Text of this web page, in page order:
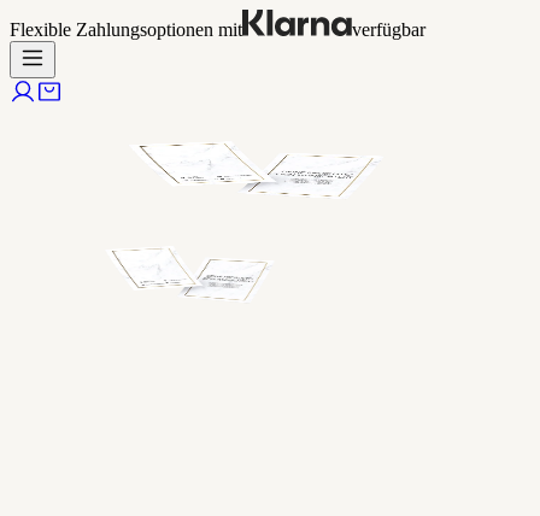
Flexible Zahlungsoptionen mit verfügbar